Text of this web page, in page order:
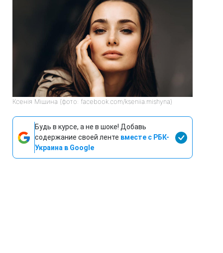
Ксенія Мішина (фото: facebook.com/kseniia.mishyna)
Будь в курсе, а не в шоке! Добавь
содержание своей ленте вместе с РБК-
Украина в Google